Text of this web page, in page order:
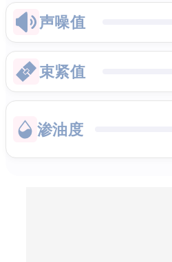
声噪值
束紧值
渗油度